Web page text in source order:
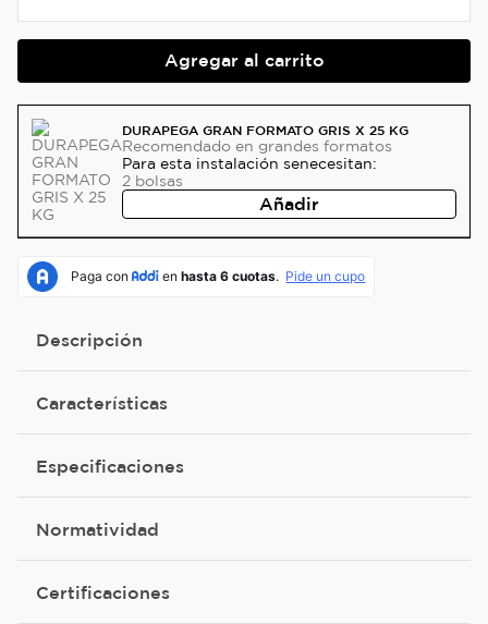
Agregar al carrito
DURAPEGA GRAN FORMATO GRIS X 25 KG
Recomendado en grandes formatos
Para esta instalación senecesitan:
2 bolsas
Añadir
Descripción
Características
Especificaciones
Normatividad
Certificaciones